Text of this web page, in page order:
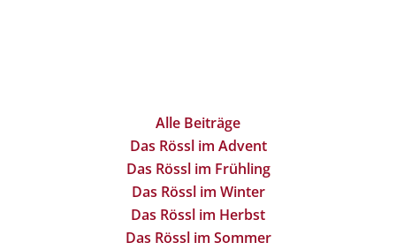
Alle Beiträge
Das Rössl im Advent
Das Rössl im Frühling
Das Rössl im Winter
Das Rössl im Herbst
Das Rössl im Sommer